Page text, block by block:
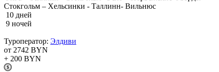
Стокгольм – Хельсинки - Таллинн- Вильнюс
10 дней
9 ночей
Туроператор: Элдиви
от 2742 BYN
+ 200 BYN